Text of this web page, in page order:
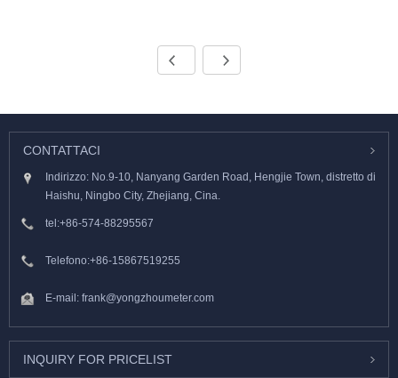
CONTATTACI
Indirizzo: No.9-10, Nanyang Garden Road, Hengjie Town, distretto di
Haishu, Ningbo City, Zhejiang, Cina.
tel:+86-574-88295567
Telefono:+86-15867519255
E-mail: frank@yongzhoumeter.com
INQUIRY FOR PRICELIST